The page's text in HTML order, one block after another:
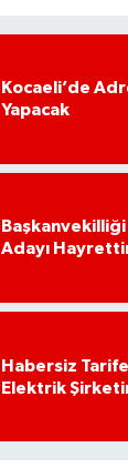
Kocaeli’de
Yapacak
Başkanvekilliği
Adayı
Habersiz
Elektrik